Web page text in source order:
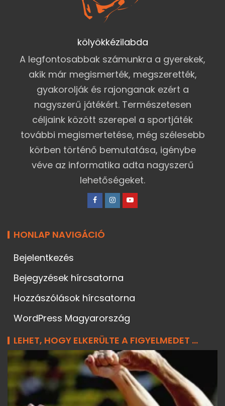
kölyökkézilabda
A legfontosabbak számunkra a gyerekek,
akik már megismerték, megszerették,
gyakorolják és rajonganak ezért a
nagyszerű játékért. Természetesen
céljaink között szerepel a sportjáték
további megismertetése, még szélesebb
körben történő bemutatása, igénybe
véve az informatika adta nagyszerű
lehetőségeket.
HONLAP NAVIGÁCIÓ
Bejelentkezés
Bejegyzések hírcsatorna
Hozzászólások hírcsatorna
WordPress Magyarország
LEHET, HOGY ELKERÜLTE A FIGYELMEDET ...